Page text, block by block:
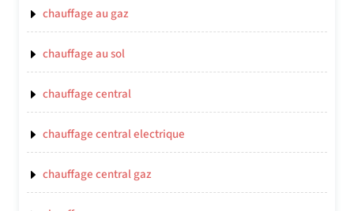
chauffage au gaz
chauffage au sol
chauffage central
chauffage central electrique
chauffage central gaz